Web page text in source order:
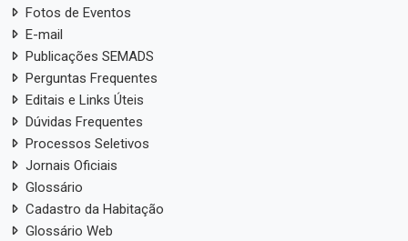
Fotos de Eventos
E-mail
Publicações SEMADS
Perguntas Frequentes
Editais e Links Úteis
Dúvidas Frequentes
Processos Seletivos
Jornais Oficiais
Glossário
Cadastro da Habitação
Glossário Web